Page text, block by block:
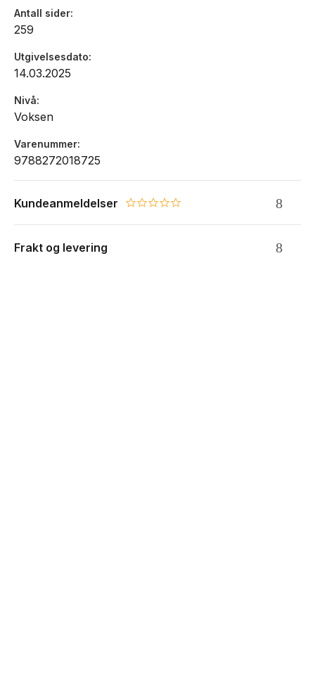
Antall sider
259
Utgivelsesdato
14.03.2025
Nivå
Voksen
Varenummer
9788272018725
Kundeanmeldelser 0.0 star rating
Frakt og levering